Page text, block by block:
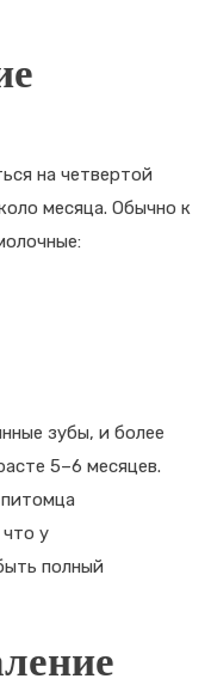
на четвертой
месяца. Обычно к
зубы, и более
5–6 месяцев.
у
полный